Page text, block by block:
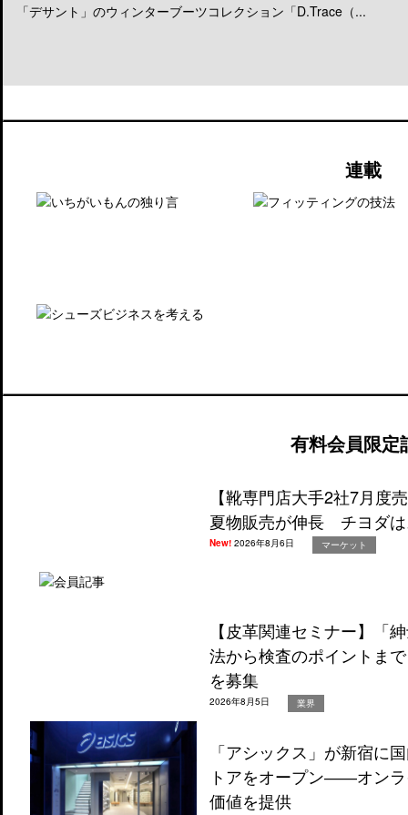
「デサント」のウィンターブーツコレクション「D.Trace（...
連載
有料会員限定
【靴専門店大手2社7月度
夏物販売が伸長 チヨダ
New!2026年8月6日 マーケット
【皮革関連セミナー】「
法から検査のポイントま
を募集
2026年8月5日 業界
「アシックス」が新宿に
トアをオープン――オン
価値を提供